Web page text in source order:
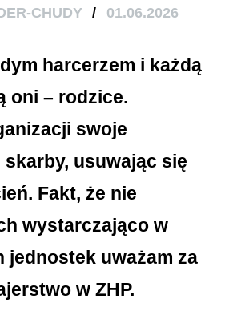
CHUDY / 01.06.2026
harcerzem i każdą
oni – rodzice.
swoje
usuwając się
Fakt, że nie
wystarczająco w
jednostek uważam za
w ZHP.